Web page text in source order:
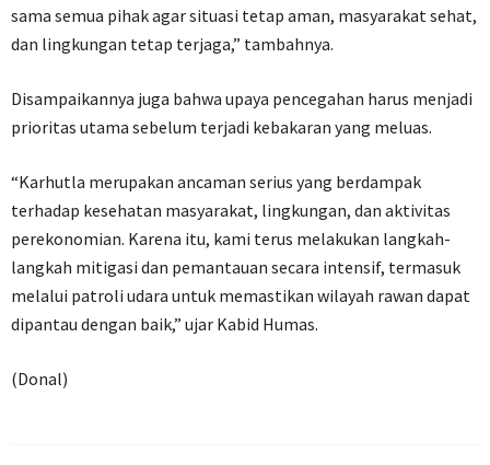
sama semua pihak agar situasi tetap aman, masyarakat sehat,
dan lingkungan tetap terjaga,” tambahnya.
Disampaikannya juga bahwa upaya pencegahan harus menjadi
prioritas utama sebelum terjadi kebakaran yang meluas.
“Karhutla merupakan ancaman serius yang berdampak
terhadap kesehatan masyarakat, lingkungan, dan aktivitas
perekonomian. Karena itu, kami terus melakukan langkah-
langkah mitigasi dan pemantauan secara intensif, termasuk
melalui patroli udara untuk memastikan wilayah rawan dapat
dipantau dengan baik,” ujar Kabid Humas.
(Donal)